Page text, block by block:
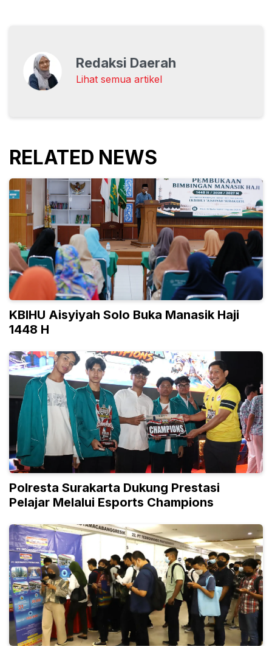
Redaksi Daerah
Lihat semua artikel
RELATED NEWS
KBIHU Aisyiyah Solo Buka Manasik Haji
1448 H
Polresta Surakarta Dukung Prestasi
Pelajar Melalui Esports Champions